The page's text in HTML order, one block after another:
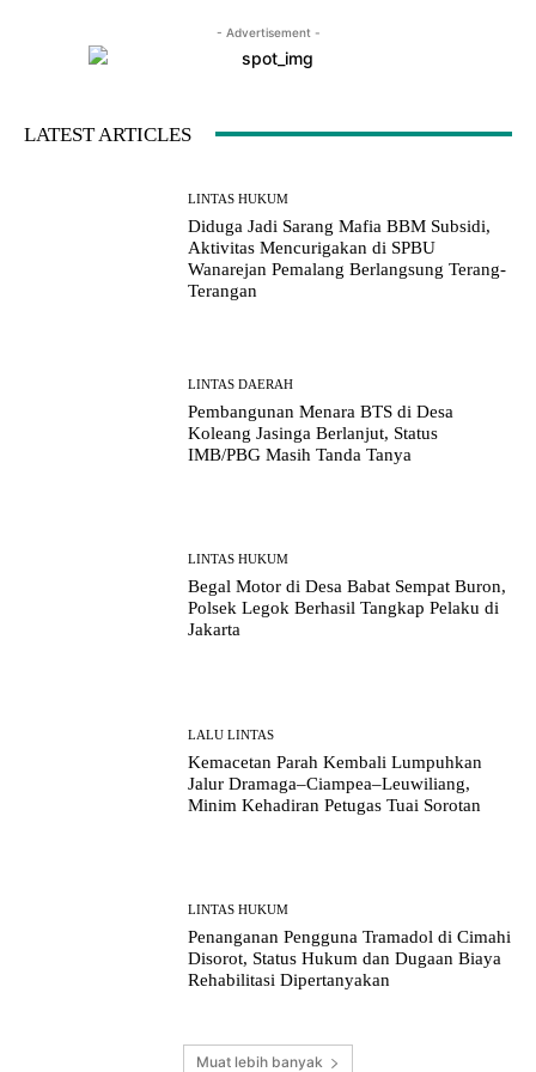
- Advertisement -
LATEST ARTICLES
LINTAS HUKUM
Diduga Jadi Sarang Mafia BBM Subsidi,
Aktivitas Mencurigakan di SPBU
Wanarejan Pemalang Berlangsung Terang-
Terangan
LINTAS DAERAH
Pembangunan Menara BTS di Desa
Koleang Jasinga Berlanjut, Status
IMB/PBG Masih Tanda Tanya
LINTAS HUKUM
Begal Motor di Desa Babat Sempat Buron,
Polsek Legok Berhasil Tangkap Pelaku di
Jakarta
LALU LINTAS
Kemacetan Parah Kembali Lumpuhkan
Jalur Dramaga–Ciampea–Leuwiliang,
Minim Kehadiran Petugas Tuai Sorotan
LINTAS HUKUM
Penanganan Pengguna Tramadol di Cimahi
Disorot, Status Hukum dan Dugaan Biaya
Rehabilitasi Dipertanyakan
Muat lebih banyak